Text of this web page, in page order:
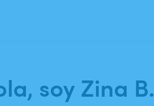
soy Zina B.